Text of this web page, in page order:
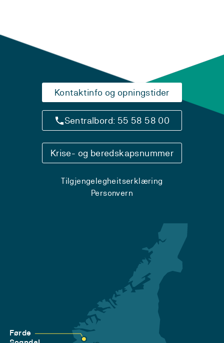
Kontaktinfo og opningstider
Sentralbord: 55 58 58 00
Krise- og beredskapsnummer
Tilgjengelegheitserklæring
Personvern
Førde